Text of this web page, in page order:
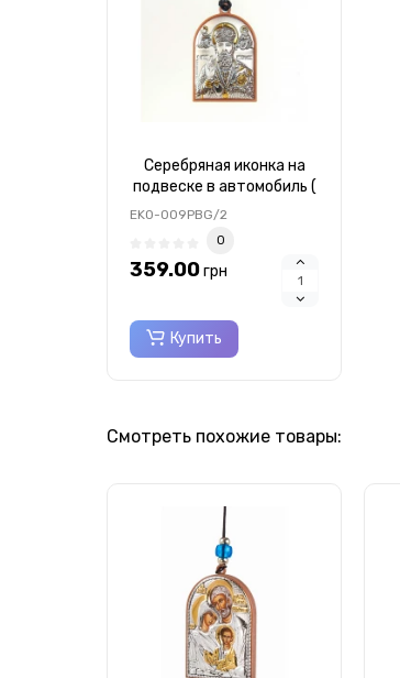
Серебряная иконка на
подвеске в автомобиль (
серебро ) 40х56мм
EK0-009PBG/2
0
359.00грн
Купить
Смотреть похожие товары: